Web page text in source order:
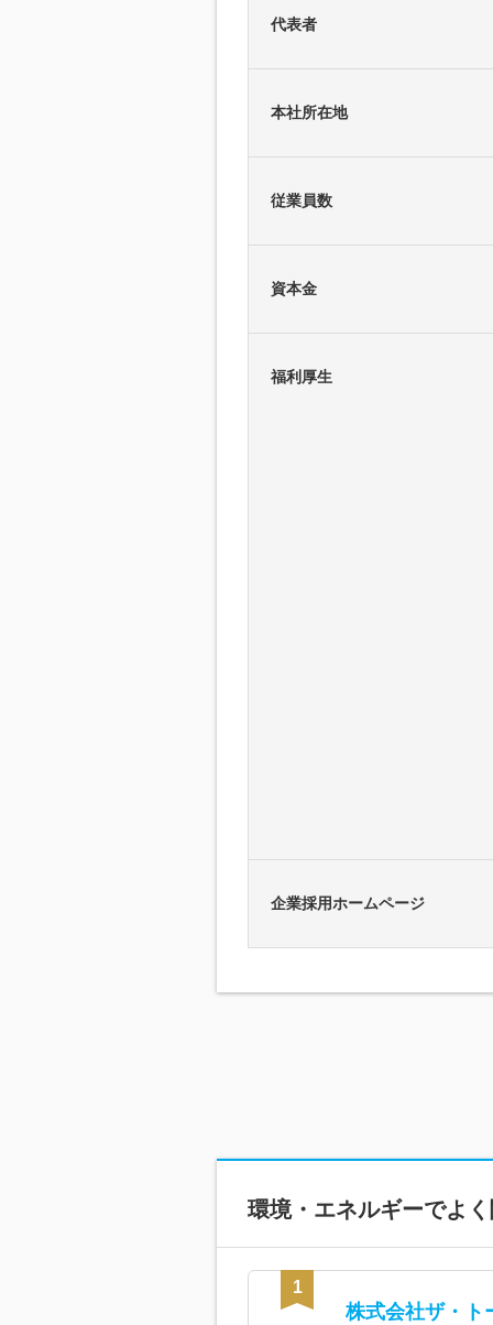
代表者
本社所在地
従業員数
資本金
福利厚生
企業採用ホームページ
環境・エネルギーでよ
株式会社ザ・ト